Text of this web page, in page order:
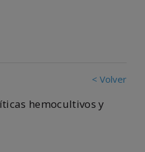
< Volver
hemocultivos y